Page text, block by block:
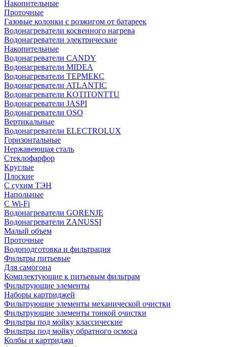
Накопительные
Проточные
Газовые колонки с розжигом от батареек
Водонагреватели косвенного нагрева
Водонагреватели электрические
Накопительные
Водонагреватели CANDY
Водонагреватели MIDEA
Водонагреватели ТЕРМЕКС
Водонагреватели ATLANTIC
Водонагреватели KOTITONTTU
Водонагреватели JASPI
Водонагреватели OSO
Вертикальные
Водонагреватели ELECTROLUX
Горизонтальные
Нержавеющая сталь
Стеклофарфор
Круглые
Плоские
С сухим ТЭН
Напольные
С Wi-Fi
Водонагреватели GORENJE
Водонагреватели ZANUSSI
Малый объем
Проточные
Водоподготовка и фильтрация
Фильтры питьевые
Для самогона
Комплектующие к питьевым фильтрам
Фильтрующие элементы
Наборы картриджей
Фильтрующие элементы механической очистки
Фильтрующие элементы тонкой очистки
Фильтры под мойку классические
Фильтры под мойку обратного осмоса
Колбы и картриджи